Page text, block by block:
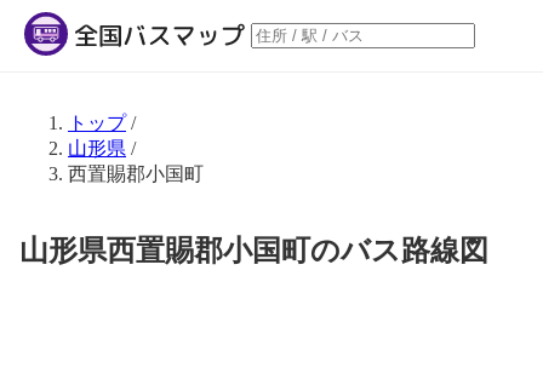
トップ/
山形県 /
西置賜郡小国町
山形県西置賜郡小国町のバス路線図